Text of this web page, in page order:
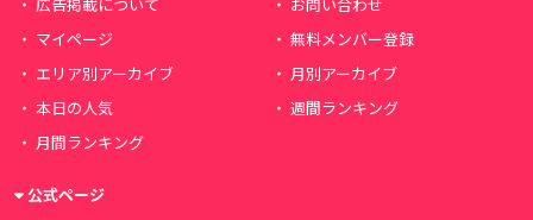
マイページ
無料メンバー登録
エリア別アーカイブ
月別アーカイブ
本日の人気
週間ランキング
月間ランキング
公式ページ